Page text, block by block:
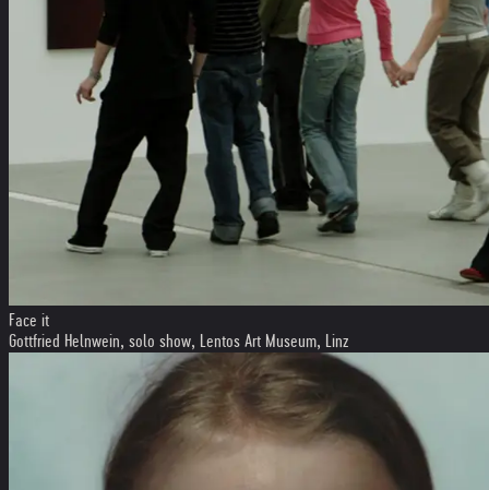
Face it
Gottfried Helnwein, solo show, Lentos Art Museum, Linz